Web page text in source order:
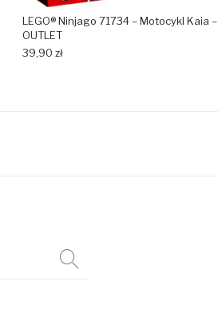
LEGO® Ninjago 71734 – Motocykl Kaia –
OUTLET
39,90 zł